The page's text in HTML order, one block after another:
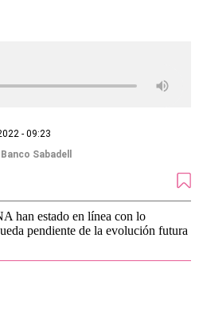
- 09:23
Sabadell
han estado en línea con lo
pendiente de la evolución futura